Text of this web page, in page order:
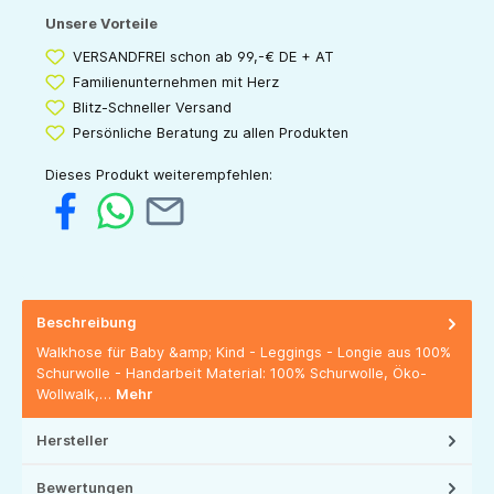
Unsere Vorteile
VERSANDFREI schon ab 99,-€ DE + AT
Familienunternehmen mit Herz
Blitz-Schneller Versand
Persönliche Beratung zu allen Produkten
Dieses Produkt weiterempfehlen:
Beschreibung
Walkhose für Baby &amp; Kind - Leggings - Longie aus 100%
Schurwolle - Handarbeit Material: 100% Schurwolle, Öko-
Wollwalk,… Mehr
Hersteller
Bewertungen